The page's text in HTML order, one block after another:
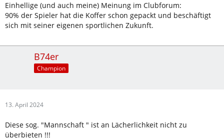
Einhellige (und auch meine) Meinung im Clubforum:
90% der Spieler hat die Koffer schon gepackt und beschäftigt
sich mit seiner eigenen sportlichen Zukunft.
B74er
Champion
13. April 2024
Diese sog. "Mannschaft " ist an Lächerlichkeit nicht zu
überbieten !!!